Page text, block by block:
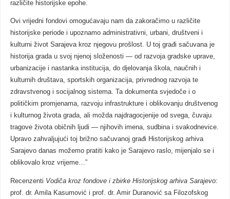
različite historijske epohe.
Ovi vrijedni fondovi omogućavaju nam da zakoračimo u različite
historijske periode i upoznamo administrativni, urbani, društveni i
kulturni život Sarajeva kroz njegovu prošlost. U toj građi sačuvana je
historija grada u svoj njenoj složenosti — od razvoja gradske uprave,
urbanizacije i nastanka institucija, do djelovanja škola, naučnih i
kulturnih društava, sportskih organizacija, privrednog razvoja te
zdravstvenog i socijalnog sistema. Ta dokumenta svjedoče i o
političkim promjenama, razvoju infrastrukture i oblikovanju društvenog
i kulturnog života grada, ali možda najdragocjenije od svega, čuvaju
tragove života običnih ljudi — njihovih imena, sudbina i svakodnevice.
Upravo zahvaljujući toj brižno sačuvanoj građi Historijskog arhiva
Sarajevo danas možemo pratiti kako je Sarajevo raslo, mijenjalo se i
oblikovalo kroz vrijeme…”
Recenzenti Vodiča kroz fondove i zbirke Historijskog arhiva Sarajevo:
prof. dr. Amila Kasumović i prof. dr. Amir Duranović sa Filozofskog